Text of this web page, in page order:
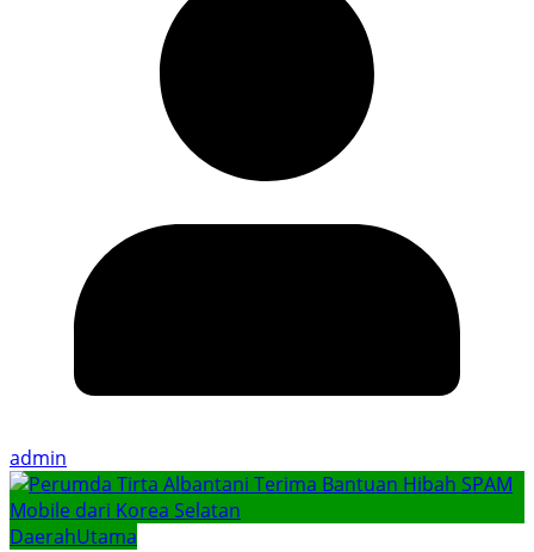
admin
DaerahUtama